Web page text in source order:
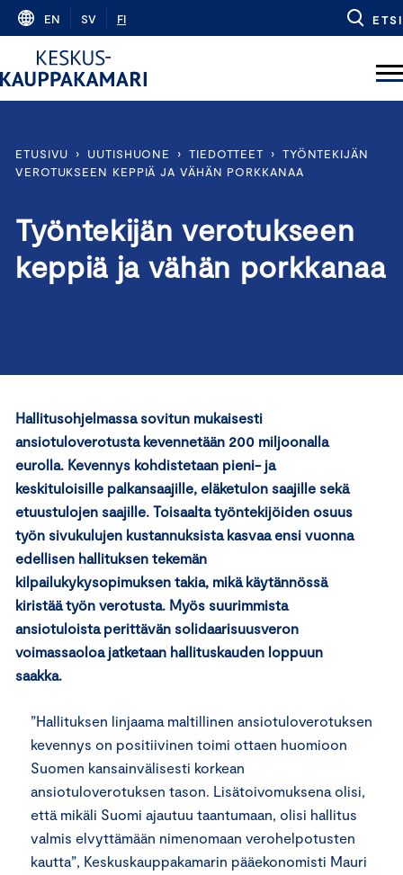
Skip
content
EN SV FI ETSI
ETUSIVU › UUTISHUONE › TIEDOTTEET › TYÖNTEKIJÄN
VEROTUKSEEN KEPPIÄ JA VÄHÄN PORKKANAA
Työntekijän verotukseen
keppiä ja vähän porkkanaa
Hallitusohjelmassa sovitun mukaisesti
ansiotuloverotusta kevennetään 200 miljoonalla
eurolla. Kevennys kohdistetaan pieni- ja
keskituloisille palkansaajille, eläketulon saajille sekä
etuustulojen saajille. Toisaalta työntekijöiden osuus
työn sivukulujen kustannuksista kasvaa ensi vuonna
edellisen hallituksen tekemän
kilpailukykysopimuksen takia, mikä käytännössä
kiristää työn verotusta. Myös suurimmista
ansiotuloista perittävän solidaarisuusveron
voimassaoloa jatketaan hallituskauden loppuun
saakka.
”Hallituksen linjaama maltillinen ansiotuloverotuksen
kevennys on positiivinen toimi ottaen huomioon
Suomen kansainvälisesti korkean
ansiotuloverotuksen tason. Lisätoivomuksena olisi,
että mikäli Suomi ajautuu taantumaan, olisi hallitus
valmis elvyttämään nimenomaan verohelpotusten
kautta”, Keskuskauppakamarin pääekonomisti Mauri